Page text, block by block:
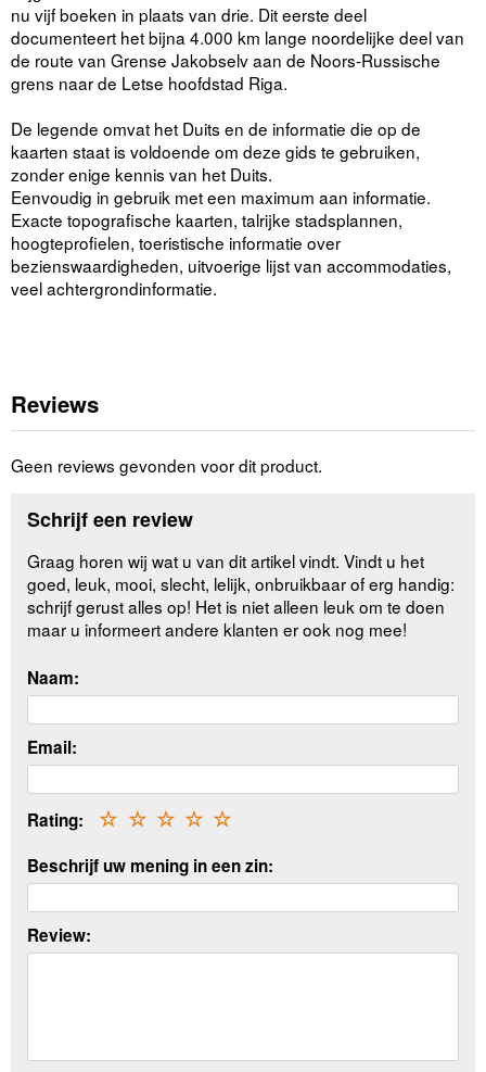
nu vijf boeken in plaats van drie. Dit eerste deel
documenteert het bijna 4.000 km lange noordelijke deel van
de route van Grense Jakobselv aan de Noors-Russische
grens naar de Letse hoofdstad Riga.
De legende omvat het Duits en de informatie die op de
kaarten staat is voldoende om deze gids te gebruiken,
zonder enige kennis van het Duits.
Eenvoudig in gebruik met een maximum aan informatie.
Exacte topografische kaarten, talrijke stadsplannen,
hoogteprofielen, toeristische informatie over
bezienswaardigheden, uitvoerige lijst van accommodaties,
veel achtergrondinformatie.
Reviews
Geen reviews gevonden voor dit product.
Schrijf een review
Graag horen wij wat u van dit artikel vindt. Vindt u het
goed, leuk, mooi, slecht, lelijk, onbruikbaar of erg handig:
schrijf gerust alles op! Het is niet alleen leuk om te doen
maar u informeert andere klanten er ook nog mee!
Naam:
Email:
Rating: ☆
☆
☆
☆
☆
Beschrijf uw mening in een zin:
Review: